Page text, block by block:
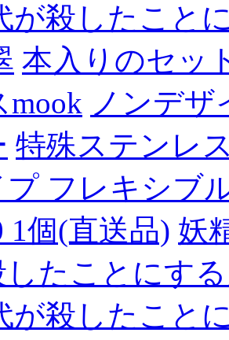
が殺したこと
本入りのセッ
mook ノンデザ
特殊ステンレ
フレキシブ
1個(直送品) 妖
たことにす
が殺したこと